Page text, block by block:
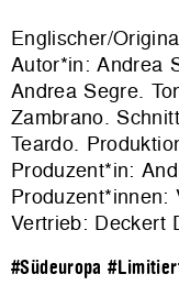
Englischer/
Autor*in: Andrea
Andrea Segre.
Zambrano.
Teardo.
Produzent*in:
Produzent*innen:
Vertrieb: Deckert
#Südeuropa